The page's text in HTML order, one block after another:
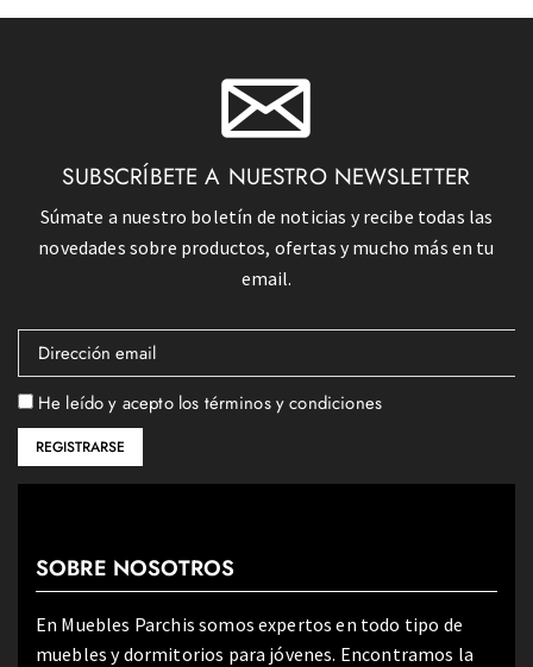
SUBSCRÍBETE A NUESTRO NEWSLETTER
Súmate a nuestro boletín de noticias y recibe todas las
novedades sobre productos, ofertas y mucho más en tu
email.
He leído y acepto los términos y condiciones
SOBRE NOSOTROS
En Muebles Parchis somos expertos en todo tipo de
muebles y dormitorios para jóvenes. Encontramos la